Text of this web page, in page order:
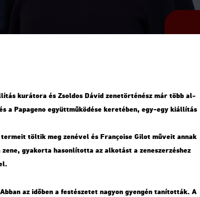
ku­rá­to­ra és Zsol­dos Dávid ze­ne­tör­té­nész már több al­
Pa­pa­ge­no együtt­mű­kö­dé­se ke­re­té­ben, egy-egy ki­ál­lí­tás
töl­tik meg ze­né­vel és Françoise Gilot mű­ve­it annak
gya­kor­ta ha­son­lí­tot­ta az al­ko­tást a ze­ne­szer­zés­hez
az idő­ben a fes­té­sze­tet na­gyon gyen­gén ta­ní­tot­ták. A